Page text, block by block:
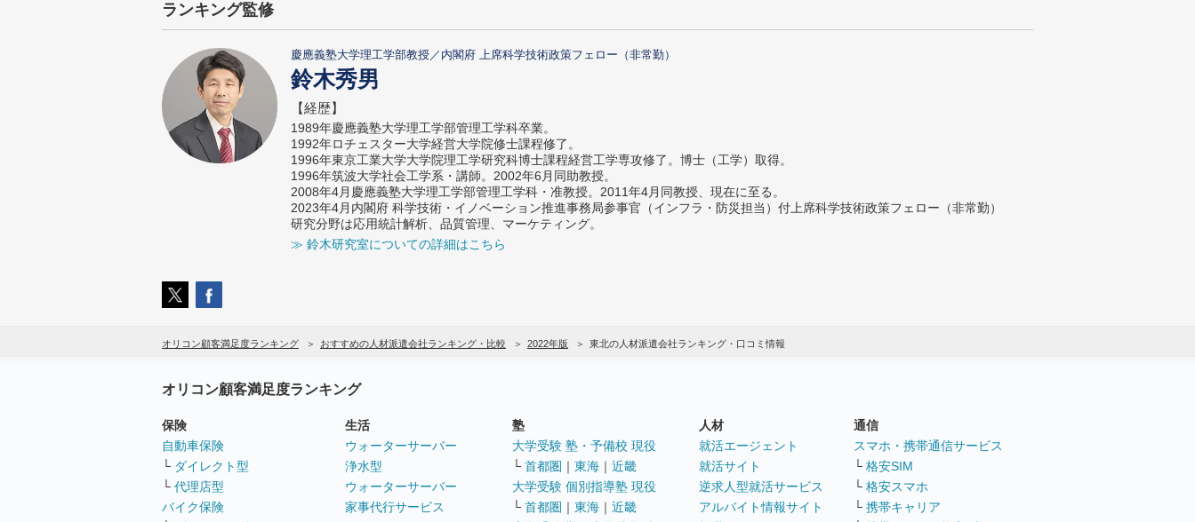
ランキング監修
慶應義塾大学理工学部教授／内閣府 上席科学技術政策フェロー（非常勤）
鈴木秀男
【経歴】
1989年慶應義塾大学理工学部管理工学科卒業。
1992年ロチェスター大学経営大学院修士課程修了。
1996年東京工業大学大学院理工学研究科博士課程経営工学専攻修了。博士（工学）取得。
1996年筑波大学社会工学系・講師。2002年6月同助教授。
2008年4月慶應義塾大学理工学部管理工学科・准教授。2011年4月同教授、現在に至る。
2023年4月内閣府 科学技術・イノベーション推進事務局参事官（インフラ・防災担当）付上席科学技術政策フェロー（非常勤）
研究分野は応用統計解析、品質管理、マーケティング。
≫ 鈴木研究室についての詳細はこちら
オリコン顧客満足度ランキング おすすめの人材派遣会社ランキング・比較 2022年版 東北の人材派遣会社ランキング・口コミ情報
オリコン顧客満足度ランキング
保険
自動車保険
└ ダイレクト型
└ 代理店型
バイク保険
生活
ウォーターサーバー
浄水型
ウォーターサーバー
家事代行サービス
塾
大学受験 塾・予備校 現役
└ 首都圏 ｜ 東海 ｜ 近畿
大学受験 個別指導塾 現役
└ 首都圏 ｜ 東海 ｜ 近畿
人材
就活エージェント
就活サイト
逆求人型就活サービス
アルバイト情報サイト
通信
スマホ・携帯通信サービス
└ 格安SIM
└ 格安スマホ
└ 携帯キャリア